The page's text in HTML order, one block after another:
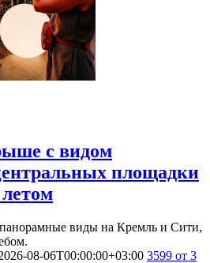
с видом
площадки
виды на Кремль и Сити,
08-06T00:00:00+03:00 3599 от 3